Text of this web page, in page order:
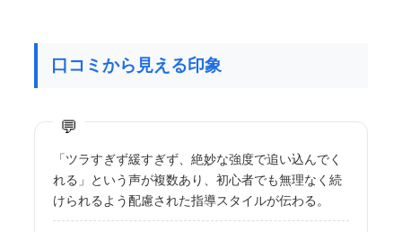
口コミから見える印象
「ツラすぎず緩すぎず、絶妙な強度で追い込んでく
れる」という声が複数あり、初心者でも無理なく続
けられるよう配慮された指導スタイルが伝わる。